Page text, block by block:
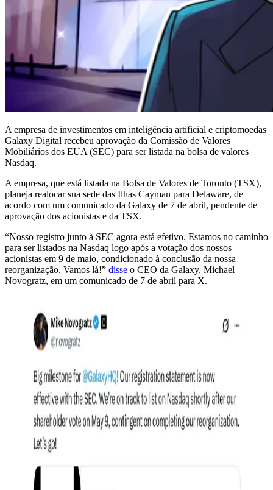
A empresa de investimentos em inteligência artificial e criptomoedas
Galaxy Digital recebeu aprovação da Comissão de Valores
Mobiliários dos EUA (SEC) para ser listada na bolsa de valores
Nasdaq.
A empresa, que está listada na Bolsa de Valores de Toronto (TSX),
planeja realocar sua sede das Ilhas Cayman para Delaware, de
acordo com um comunicado da Galaxy de 7 de abril, pendente de
aprovação dos acionistas e da TSX.
“Nosso registro junto à SEC agora está efetivo. Estamos no caminho
para ser listados na Nasdaq logo após a votação dos nossos
acionistas em 9 de maio, condicionado à conclusão da nossa
reorganização. Vamos lá!” disse o CEO da Galaxy, Michael
Novogratz, em um comunicado de 7 de abril para X.